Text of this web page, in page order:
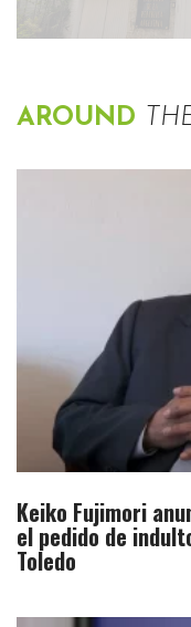
AROUND
Keiko Fujimori
el pedido de
Toledo